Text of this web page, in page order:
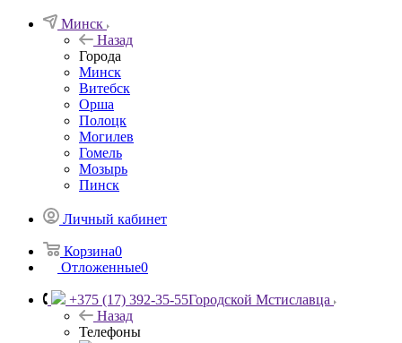
Минск
Назад
Города
Минск
Витебск
Орша
Полоцк
Могилев
Гомель
Мозырь
Пинск
Личный кабинет
Корзина0
Отложенные0
+375 (17) 392-35-55Городской Мстиславца
Назад
Телефоны